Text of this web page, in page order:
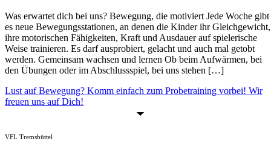
Was erwartet dich bei uns? Bewegung, die motiviert Jede Woche gibt
es neue Bewegungsstationen, an denen die Kinder ihr Gleichgewicht,
ihre motorischen Fähigkeiten, Kraft und Ausdauer auf spielerische
Weise trainieren. Es darf ausprobiert, gelacht und auch mal getobt
werden. Gemeinsam wachsen und lernen Ob beim Aufwärmen, bei
den Übungen oder im Abschlussspiel, bei uns stehen […]
Lust auf Bewegung? Komm einfach zum Probetraining vorbei! Wir
freuen uns auf Dich!
VFL Tremsbüttel